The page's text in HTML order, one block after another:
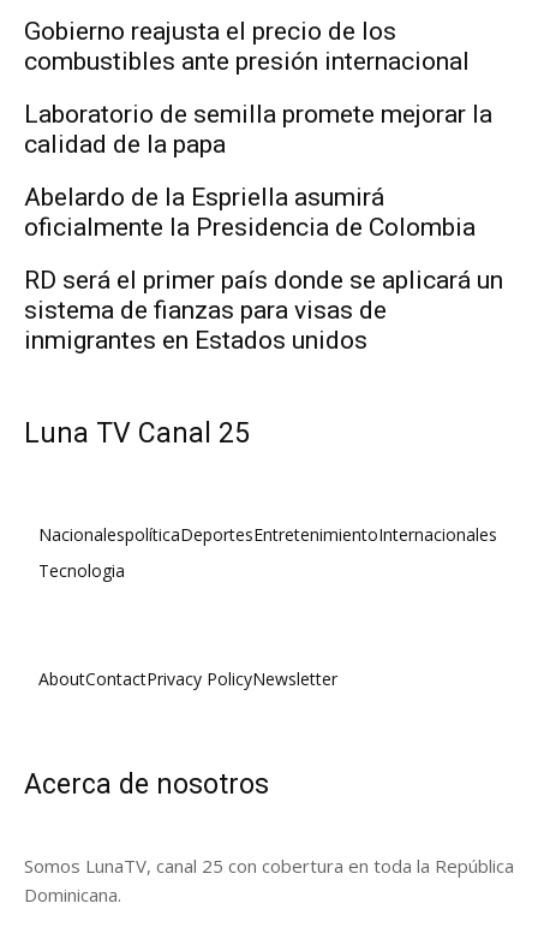
Gobierno reajusta el precio de los
combustibles ante presión internacional
Laboratorio de semilla promete mejorar la
calidad de la papa
Abelardo de la Espriella asumirá
oficialmente la Presidencia de Colombia
RD será el primer país donde se aplicará un
sistema de fianzas para visas de
inmigrantes en Estados unidos
Luna TV Canal 25
NacionalespolíticaDeportesEntretenimientoInternacionales
Tecnologia
AboutContactPrivacy PolicyNewsletter
Acerca de nosotros
Somos LunaTV, canal 25 con cobertura en toda la República
Dominicana.